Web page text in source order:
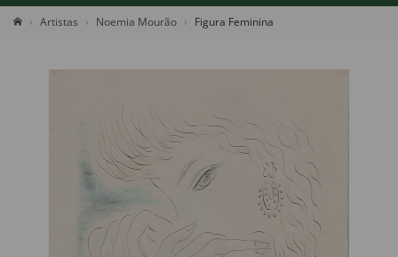
Artistas Noemia Mourão Figura Feminina